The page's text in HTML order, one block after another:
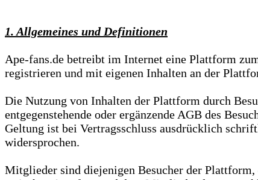
1. Allgemeines und Definitionen
Ape-fans.de betreibt im Internet eine Plattform
registrieren und mit eigenen Inhalten an der
Die Nutzung von Inhalten der Plattform durch
entgegenstehende oder ergänzende AGB des
Geltung ist bei Vertragsschluss ausdrücklich
widersprochen.
Mitglieder sind diejenigen Besucher der